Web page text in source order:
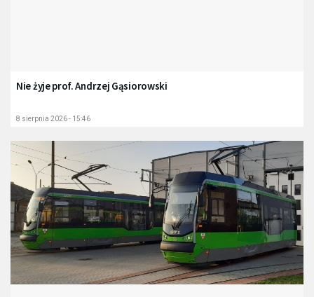
Nie żyje prof. Andrzej Gąsiorowski
8 sierpnia 2026 - 15:46